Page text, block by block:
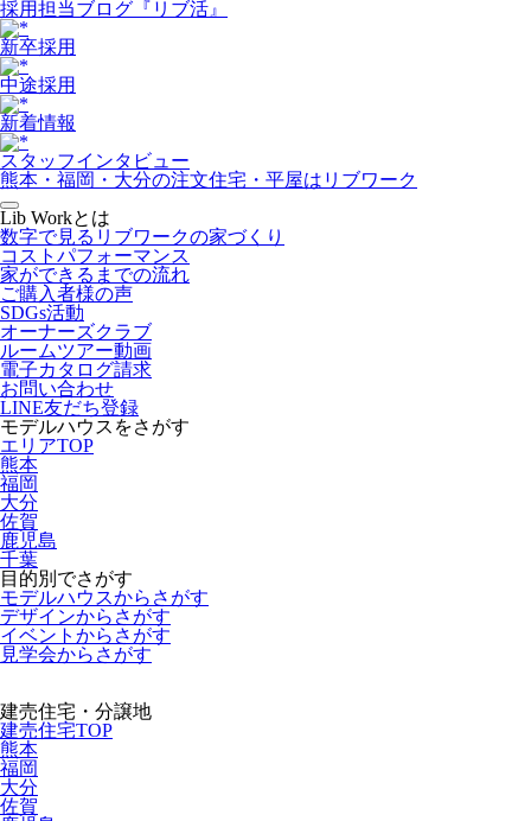
採用担当ブログ『リブ活』
新卒採用
中途採用
新着情報
スタッフインタビュー
熊本・福岡・大分の注文住宅・平屋はリブワーク
Lib Workとは
数字で見るリブワークの家づくり
コストパフォーマンス
家ができるまでの流れ
ご購入者様の声
SDGs活動
オーナーズクラブ
ルームツアー動画
電子カタログ請求
お問い合わせ
LINE友だち登録
モデルハウスをさがす
エリアTOP
熊本
福岡
大分
佐賀
鹿児島
千葉
目的別でさがす
モデルハウスからさがす
デザインからさがす
イベントからさがす
見学会からさがす
建売住宅・分譲地
建売住宅TOP
熊本
福岡
大分
佐賀